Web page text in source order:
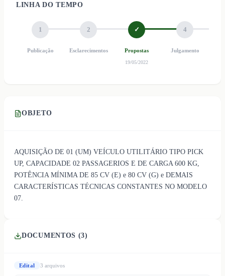
LINHA DO TEMPO
1
Publicação
2
Esclarecimentos
✓
Propostas
19/05/2022
4
Julgamento
OBJETO
AQUISIÇÃO DE 01 (UM) VEÍCULO UTILITÁRIO TIPO PICK
UP, CAPACIDADE 02 PASSAGERIOS E DE CARGA 600 KG,
POTÊNCIA MÍNIMA DE 85 CV (E) e 80 CV (G) e DEMAIS
CARACTERÍSTICAS TÉCNICAS CONSTANTES NO MODELO
07.
DOCUMENTOS (3)
Edital 3 arquivos